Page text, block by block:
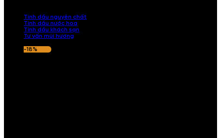
Tinh dầu nguyên chất
Tinh dầu nước hoa
Tinh dầu khách sạn
Tư vấn mùi hương
-18%